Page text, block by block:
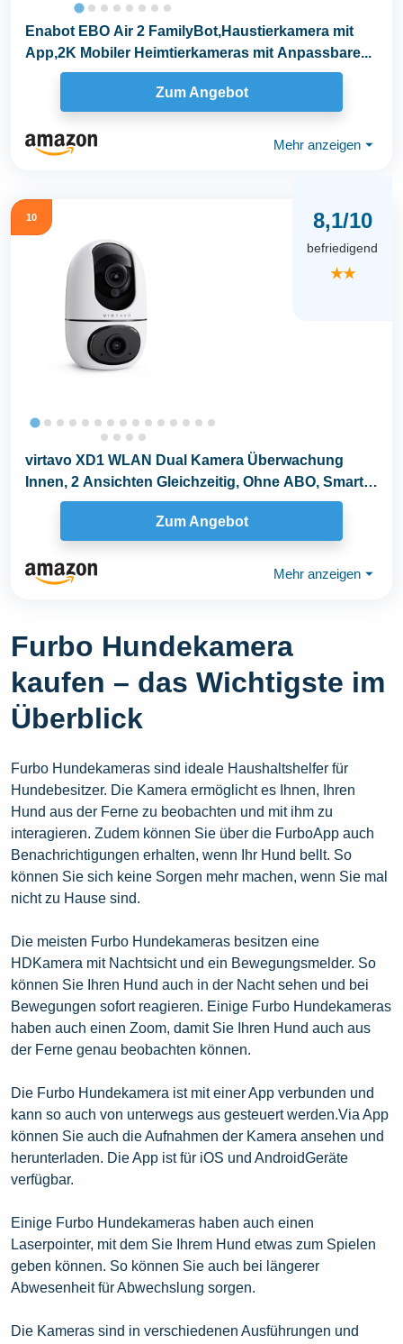
Enabot EBO Air 2 FamilyBot,Haustierkamera mit
App,2K Mobiler Heimtierkameras mit Anpassbare...
Zum Angebot
Mehr anzeigen ⏷
10 8,1/10
befriedigend
★★
virtavo XD1 WLAN Dual Kamera Überwachung
Innen, 2 Ansichten Gleichzeitig, Ohne ABO, Smart
Tracking...
Zum Angebot
Mehr anzeigen ⏷
Furbo Hundekamera
kaufen – das Wichtigste im
Überblick
Furbo Hundekameras sind ideale Haushaltshelfer für
Hundebesitzer. Die Kamera ermöglicht es Ihnen, Ihren
Hund aus der Ferne zu beobachten und mit ihm zu
interagieren. Zudem können Sie über die FurboApp auch
Benachrichtigungen erhalten, wenn Ihr Hund bellt. So
können Sie sich keine Sorgen mehr machen, wenn Sie mal
nicht zu Hause sind.
Die meisten Furbo Hundekameras besitzen eine
HDKamera mit Nachtsicht und ein Bewegungsmelder. So
können Sie Ihren Hund auch in der Nacht sehen und bei
Bewegungen sofort reagieren. Einige Furbo Hundekameras
haben auch einen Zoom, damit Sie Ihren Hund auch aus
der Ferne genau beobachten können.
Die Furbo Hundekamera ist mit einer App verbunden und
kann so auch von unterwegs aus gesteuert werden.Via App
können Sie auch die Aufnahmen der Kamera ansehen und
herunterladen. Die App ist für iOS und AndroidGeräte
verfügbar.
Einige Furbo Hundekameras haben auch einen
Laserpointer, mit dem Sie Ihrem Hund etwas zum Spielen
geben können. So können Sie auch bei längerer
Abwesenheit für Abwechslung sorgen.
Die Kameras sind in verschiedenen Ausführungen und